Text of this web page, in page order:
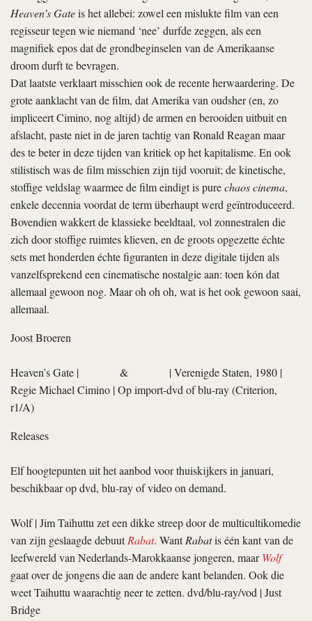
Heaven’s Gateis het allebei: zowel een mislukte film van een
regisseur tegen wie niemand ‘nee’ durfde zeggen, als een
magnifiek epos dat de grondbeginselen van de Amerikaanse
droom durft te bevragen.
Dat laatste verklaart misschien ook de recente herwaardering. De
grote aanklacht van de film, dat Amerika van oudsher (en, zo
impliceert Cimino, nog altijd) de armen en berooiden uitbuit en
afslacht, paste niet in de jaren tachtig van Ronald Reagan maar
des te beter in deze tijden van kritiek op het kapitalisme. En ook
stilistisch was de film misschien zijn tijd vooruit; de kinetische,
stoffige veldslag waarmee de film eindigt is purechaos cinema,
enkele decennia voordat de term überhaupt werd geïntroduceerd.
Bovendien wakkert de klassieke beeldtaal, vol zonnestralen die
zich door stoffige ruimtes klieven, en de groots opgezette échte
sets met honderden échte figuranten in deze digitale tijden als
vanzelfsprekend een cinematische nostalgie aan: toen kón dat
allemaal gewoon nog. Maar oh oh oh, wat is het ook gewoon saai,
allemaal.
Joost Broeren
Heaven’s Gate | &
| Verenigde Staten, 1980 |
RegieMichael Cimino | Op import-dvd of blu-ray (Criterion,
r1/A)
Releases
Elf hoogtepunten uit het aanbod voor thuiskijkers in januari,
beschikbaar op dvd, blu-ray of video on demand.
Wolf| Jim Taihuttu zet een dikke streep door de multicultikomedie
van zijn geslaagde debuutRabat. WantRabatis één kant van de
leefwereld van Nederlands-Marokkaanse jongeren, maarWolf
gaat over de jongens die aan de andere kant belanden. Ook die
weet Taihuttu waarachtig neer te zetten. dvd/blu-ray/vod | Just
Bridge